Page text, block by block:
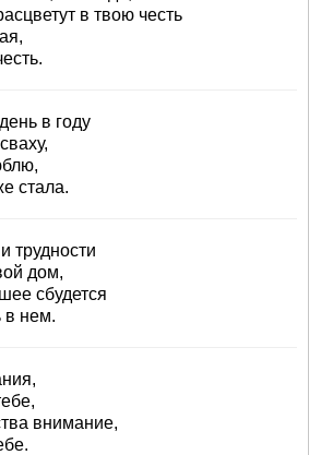
в твою честь
в году
стала.
трудности
дом,
сбудется
в нем.
внимание,